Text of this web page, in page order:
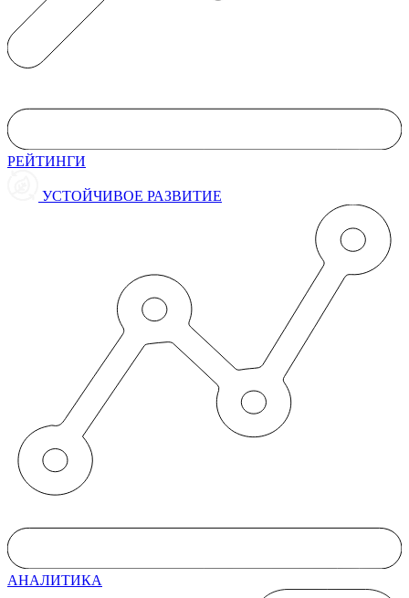
РЕЙТИНГИ
УСТОЙЧИВОЕ РАЗВИТИЕ
АНАЛИТИКА